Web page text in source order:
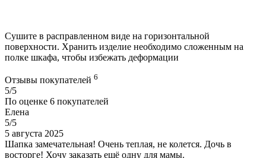
Сушите в расправленном виде на горизонтальной
поверхности. Хранить изделие необходимо сложенным на
полке шкафа, чтобы избежать деформации
Отзывы покупателей 6
5/5
По оценке 6 покупателей
Елена
5/5
5 августа 2025
Шапка замечательная! Очень теплая, не колется. Дочь в
восторге! Хочу заказать ещё одну для мамы.